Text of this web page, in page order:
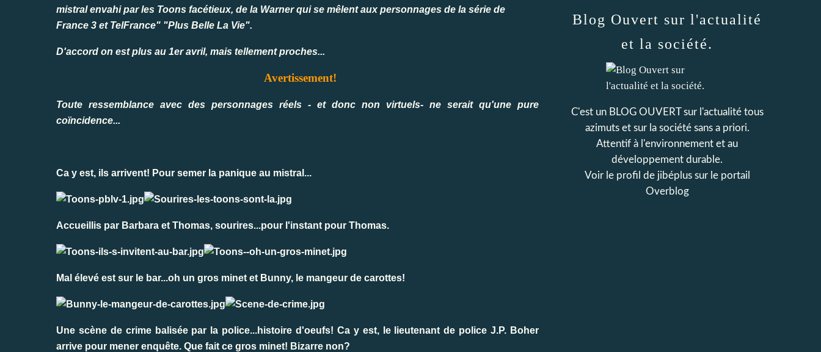
mistral envahi par les Toons facétieux, de la Warner qui se mêlent aux personnages de la série de
France 3 et TelFrance" "Plus Belle La Vie".
D'accord on est plus au 1er avril, mais tellement proches...
Avertissement!
Toute ressemblance avec des personnages réels - et donc non virtuels- ne serait qu'une pure
coïncidence...
Ca y est, ils arrivent! Pour semer la panique au mistral...
Accueillis par Barbara et Thomas, sourires...pour l'instant pour Thomas.
Mal élevé est sur le bar...oh un gros minet et Bunny, le mangeur de carottes!
Une scène de crime balisée par la police...histoire d'oeufs! Ca y est, le lieutenant de police J.P. Boher
arrive pour mener enquête. Que fait ce gros minet! Bizarre non?
Blog Ouvert sur l'actualité
et la société.
C'est un BLOG OUVERT sur l'actualité tous
azimuts et sur la société sans a priori.
Attentif à l'environnement et au
développement durable.
Voir le profil de jibéplussur le portail
Overblog